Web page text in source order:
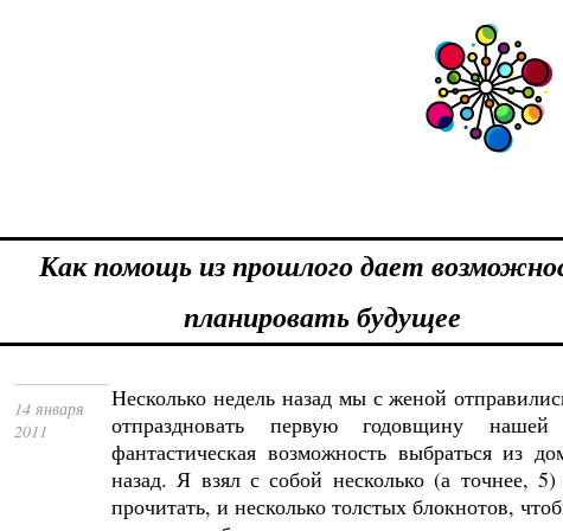
Как помощь из прошлого дает
планировать будущее
14 января
2011
Несколько недель назад мы с женой
отпраздновать первую годовщину
фантастическая возможность выбраться из
назад. Я взял с собой несколько (а точнее,
прочитать, и несколько толстых блокнотов,